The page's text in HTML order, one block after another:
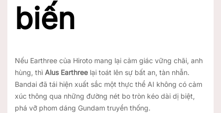
biến
Nếu Earthree của Hiroto mang lại cảm giác vững chãi, anh
hùng, thì Alus Earthree lại toát lên sự bất an, tàn nhẫn.
Bandai đã tái hiện xuất sắc một thực thể AI không có cảm
xúc thông qua những đường nét bo tròn kéo dài dị biệt,
phá vỡ phom dáng Gundam truyền thống.